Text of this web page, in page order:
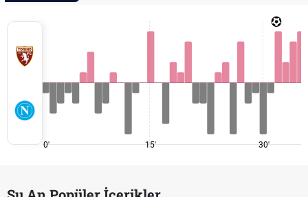
0' 15' 30'